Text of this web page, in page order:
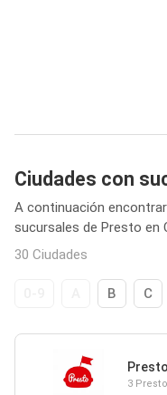
Ciudades con
A continuación
sucursales de Presto en
30 Ciudades
B C
3